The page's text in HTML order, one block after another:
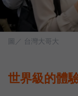
圖／ 台灣大哥大
世界級的體